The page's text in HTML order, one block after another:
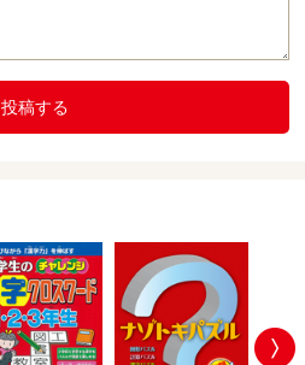
投稿する